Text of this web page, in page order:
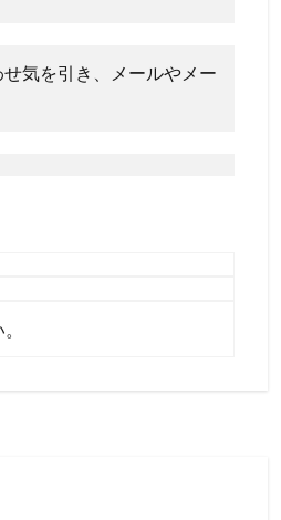
気を引き、メールやメー